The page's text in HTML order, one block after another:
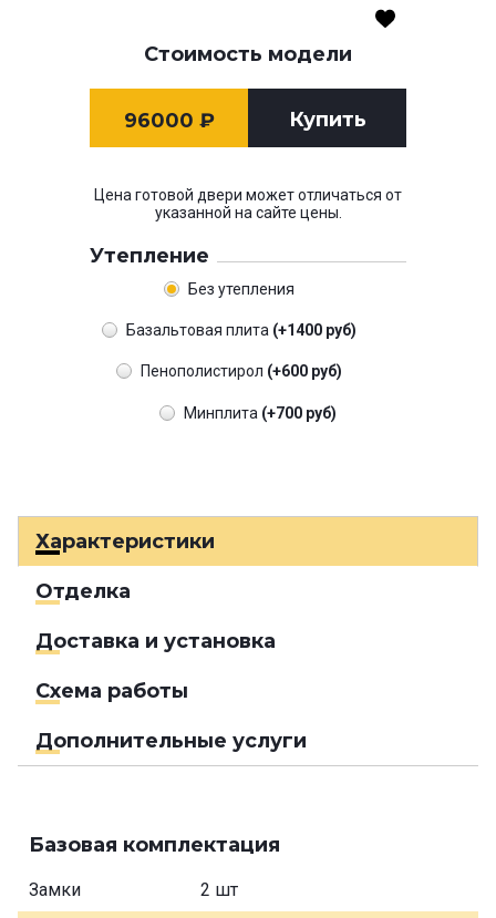
Стоимость модели
96000 ₽ Купить
Цена готовой двери может отличаться от
указанной на сайте цены.
Утепление
Без утепления
Базальтовая плита (+1400 руб)
Пенополистирол (+600 руб)
Минплита (+700 руб)
Характеристики
Отделка
Доставка и установка
Схема работы
Дополнительные услуги
Базовая комплектация
Замки 2 шт